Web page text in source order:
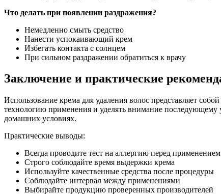
Что делать при появлении раздражения?
Немедленно смыть средство
Нанести успокаивающий крем
Избегать контакта с солнцем
При сильном раздражении обратиться к врачу
Заключение и практические
Использование крема для удаления волос представляет
технологию применения и уделять внимание последующему
домашних условиях.
Практические выводы:
Всегда проводите тест на аллергию перед применением
Строго соблюдайте время выдержки крема
Используйте качественные средства после процедуры
Соблюдайте интервал между применениями
Выбирайте продукцию проверенных производителей